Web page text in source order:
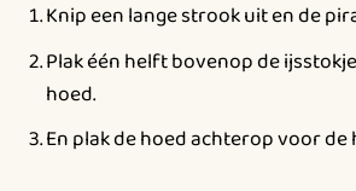
Knip een lange strook uit en de
Plak één helft bovenop de
hoed.
En plak de hoed achterop voor